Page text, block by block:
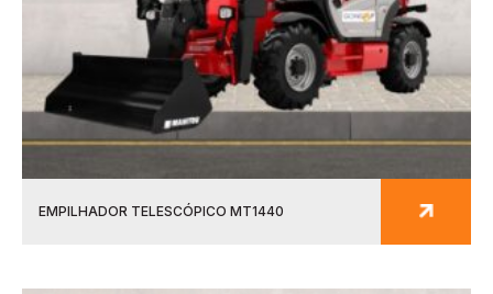
EMPILHADOR TELESCÓPICO MT1440